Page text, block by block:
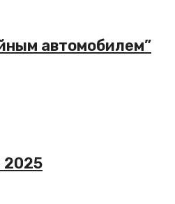
автомобилем”
2025